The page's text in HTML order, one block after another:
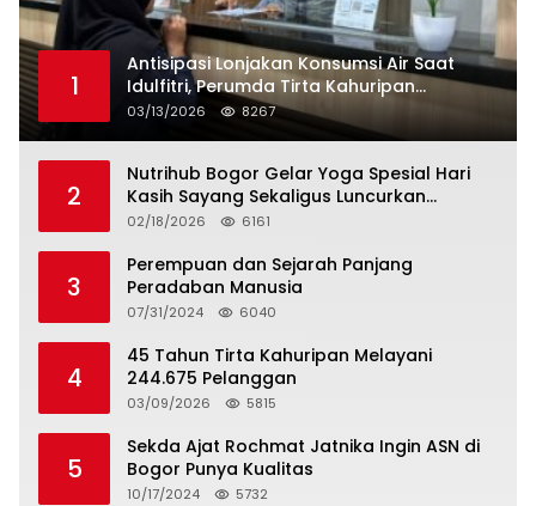
1
Antisipasi Lonjakan Konsumsi Air Saat
Idulfitri, Perumda Tirta Kahuripan
Berlakukan Status Siaga Lebaran
03/13/2026 8267
2
Nutrihub Bogor Gelar Yoga Spesial Hari
Kasih Sayang Sekaligus Luncurkan
Tropicana Slim Beras Porang Golden Ube
02/18/2026 6161
3
Perempuan dan Sejarah Panjang
Peradaban Manusia
07/31/2024 6040
4
45 Tahun Tirta Kahuripan Melayani
244.675 Pelanggan
03/09/2026 5815
5
Sekda Ajat Rochmat Jatnika Ingin ASN di
Bogor Punya Kualitas
10/17/2024 5732